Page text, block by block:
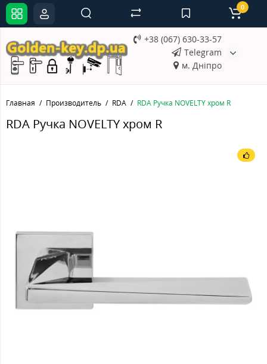
+38 (067) 630-33-57
Telegram
м. Дніпро
0
Главная Производитель RDA RDA Ручка NOVELTY хром R
RDA Ручка NOVELTY хром R